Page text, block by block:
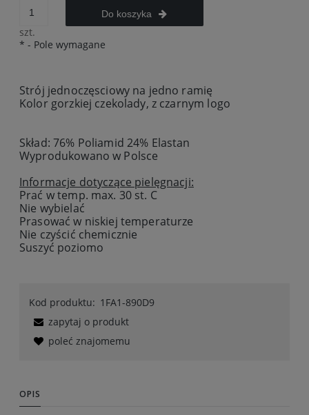
szt.
Do koszyka
* - Pole wymagane
Strój jednoczęsciowy na jedno ramię
Kolor gorzkiej czekolady, z czarnym logo
Skład: 76% Poliamid 24% Elastan
Wyprodukowano w Polsce
Informacje dotyczące pielęgnacji:
Prać w temp. max. 30 st. C
Nie wybielać
Prasować w niskiej temperaturze
Nie czyścić chemicznie
Suszyć poziomo
Kod produktu: 1FA1-890D9
zapytaj o produkt
poleć znajomemu
OPIS